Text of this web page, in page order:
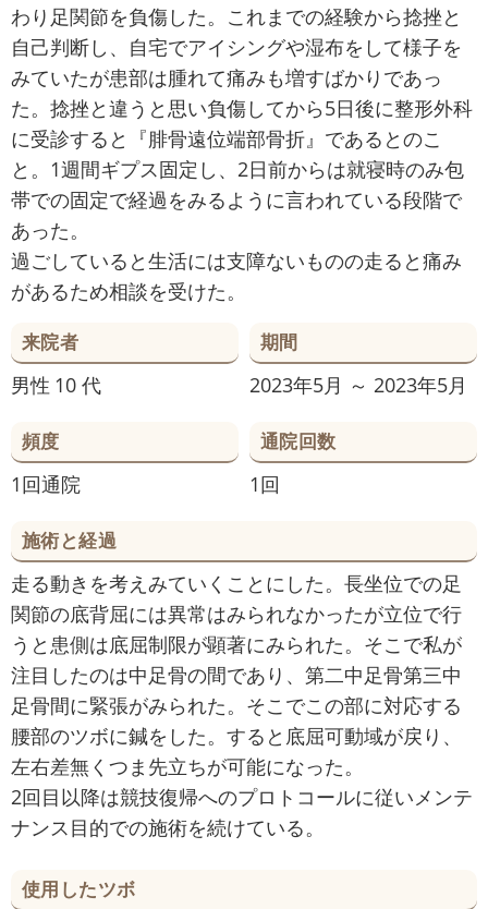
わり足関節を負傷した。これまでの経験から捻挫と
自己判断し、自宅でアイシングや湿布をして様子を
みていたが患部は腫れて痛みも増すばかりであっ
た。捻挫と違うと思い負傷してから5日後に整形外科
に受診すると『腓骨遠位端部骨折』であるとのこ
と。1週間ギプス固定し、2日前からは就寝時のみ包
帯での固定で経過をみるように言われている段階で
あった。
過ごしていると生活には支障ないものの走ると痛み
があるため相談を受けた。
来院者
男性 10 代
期間
2023年5月 ～ 2023年5月
頻度
1回通院
通院回数
1回
施術と経過
走る動きを考えみていくことにした。長坐位での足
関節の底背屈には異常はみられなかったが立位で行
うと患側は底屈制限が顕著にみられた。そこで私が
注目したのは中足骨の間であり、第二中足骨第三中
足骨間に緊張がみられた。そこでこの部に対応する
腰部のツボに鍼をした。すると底屈可動域が戻り、
左右差無くつま先立ちが可能になった。
2回目以降は競技復帰へのプロトコールに従いメンテ
ナンス目的での施術を続けている。
使用したツボ